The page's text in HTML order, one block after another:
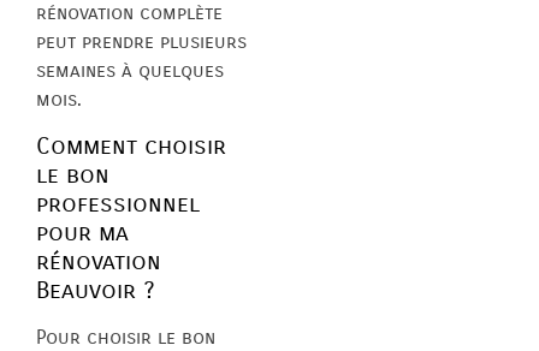
rénovation complète
peut prendre plusieurs
semaines à quelques
mois.
Comment choisir
le bon
professionnel
pour ma
rénovation
Beauvoir ?
Pour choisir le bon